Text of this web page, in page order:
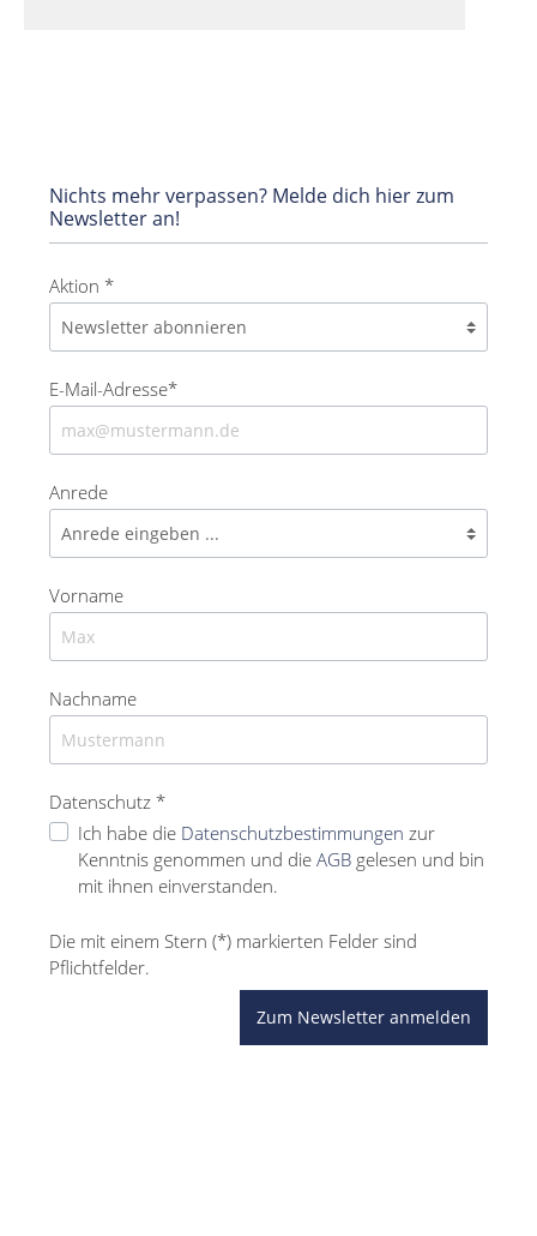
Nichts mehr verpassen? Melde dich hier zum
Newsletter an!
Aktion *
E-Mail-Adresse*
Anrede
Vorname
Nachname
Datenschutz *
Ich habe die Datenschutzbestimmungen zur
Kenntnis genommen und die AGB gelesen und bin
mit ihnen einverstanden.
Die mit einem Stern (*) markierten Felder sind
Pflichtfelder.
Zum Newsletter anmelden